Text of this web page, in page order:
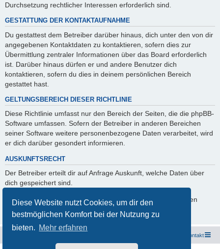
Diese Website nutzt Cookies, um dir den
bestmöglichen Komfort bei der Nutzung zu
bieten. Mehr erfahren
Durchsetzung rechtlicher Interessen erforderlich sind.
GESTATTUNG DER KONTAKTAUFNAHME
Du gestattest dem Betreiber darüber hinaus, dich unter den von dir
angegebenen Kontaktdaten zu kontaktieren, sofern dies zur
Übermittlung zentraler Informationen über das Board erforderlich
ist. Darüber hinaus dürfen er und andere Benutzer dich
kontaktieren, sofern du dies in deinem persönlichen Bereich
gestattet hast.
GELTUNGSBEREICH DIESER RICHTLINIE
Diese Richtlinie umfasst nur den Bereich der Seiten, die die phpBB-
Software umfassen. Sofern der Betreiber in anderen Bereichen
seiner Software weitere personenbezogene Daten verarbeitet, wird
er dich darüber gesondert informieren.
AUSKUNFTSRECHT
Der Betreiber erteilt dir auf Anfrage Auskunft, welche Daten über
dich gespeichert sind.
Du kannst jederzeit die Löschung bzw. Sperrung deiner Daten
verlangen. Kontaktiere hierzu bitte den Betreiber.
Kontakt